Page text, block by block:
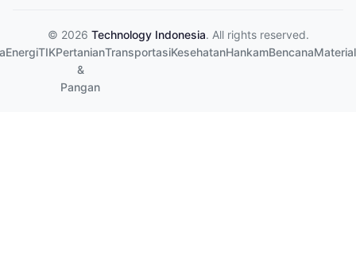
© 2026 Technology Indonesia. All rights reserved.
EnergiTIKPertanian
&
Pangan
TransportasiKesehatanHankamBencanaMaterial